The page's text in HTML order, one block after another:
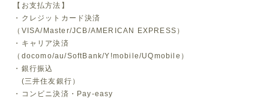
【お支払方法】
・クレジットカード決済
（VISA/Master/JCB/AMERICAN EXPRESS）
・キャリア決済
（docomo/au/SoftBank/Y!mobile/UQmobile）
・銀行振込
(三井住友銀行）
・コンビニ決済・Pay-easy